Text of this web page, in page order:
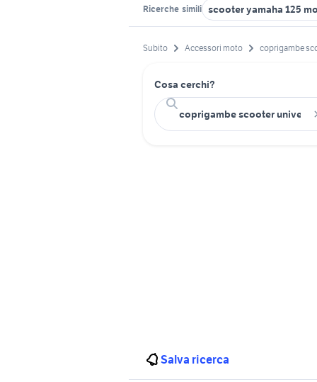
Ricerche simili scooter yamaha 125
Subito Accessori moto coprigambe
Cosa cerchi?
Salva ricerca